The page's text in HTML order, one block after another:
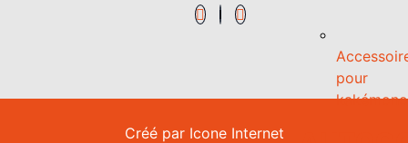
pour
kakémono
Créé par Icone Internet